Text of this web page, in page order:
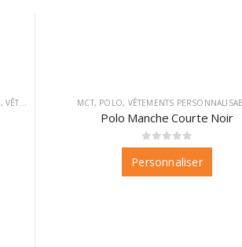
,VÊTEMENTS VÊTEMENTS PERSONNALISABLES
MCT, POLO, VÊTEMENTS
Polo Manche Courte Noir
0sur 5
Personnaliser